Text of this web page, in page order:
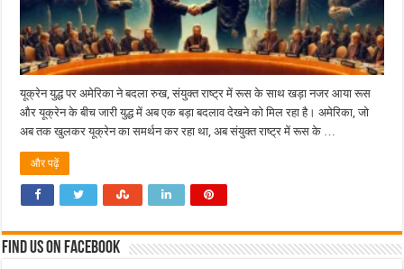
यूक्रेन युद्ध पर अमेरिका ने बदला रुख, संयुक्त राष्ट्र में रूस के साथ खड़ा नजर आया रूस
और यूक्रेन के बीच जारी युद्ध में अब एक बड़ा बदलाव देखने को मिल रहा है। अमेरिका, जो
अब तक खुलकर यूक्रेन का समर्थन कर रहा था, अब संयुक्त राष्ट्र में रूस के …
और पढ़ें
Find us on Facebook